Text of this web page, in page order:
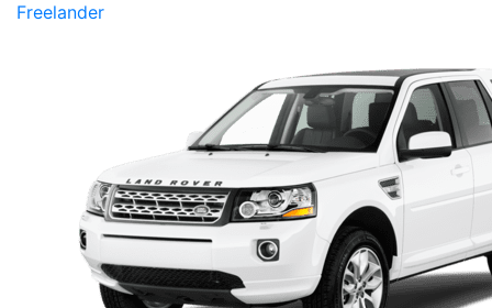
Freelander